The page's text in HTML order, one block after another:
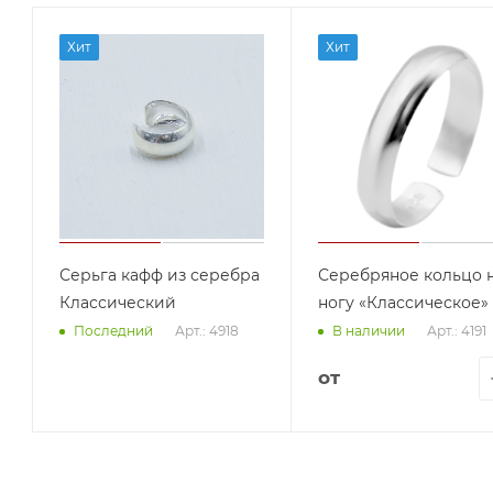
Хит
Серьга кафф из серебра
Классический
Последний Арт.: 4918
Хит
Серебряное кольцо
ногу «Классическое»
В наличии Арт.: 4191
от